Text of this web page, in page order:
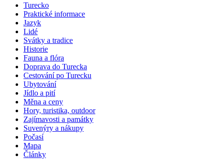
Turecko
Praktické informace
Jazyk
Lidé
Svátky a tradice
Historie
Fauna a flóra
Doprava do Turecka
Cestování po Turecku
Ubytování
Jídlo a pití
Měna a ceny
Hory, turistika, outdoor
Zajímavosti a památky
Suvenýry a nákupy
Počasí
Mapa
Články